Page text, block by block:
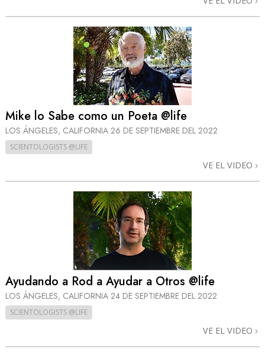
Mike lo Sabe como un Poeta @life
LOS ÁNGELES, CALIFORNIA 26 DE SEPTIEMBRE DEL 2022
SCIENTOLOGISTS @LIFE
VE EL VIDEO
Ayudando a Rod a Ayudar a Otros @life
LOS ÁNGELES, CALIFORNIA 24 DE SEPTIEMBRE DEL 2022
SCIENTOLOGISTS @LIFE
VE EL VIDEO